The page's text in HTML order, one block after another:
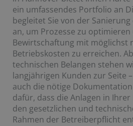
ein umfassendes Portfolio an
begleitet Sie von der
an, um Prozesse zu
Bewirtschaftung mit möglichst
Betriebskosten zu erreichen.
technischen Belangen stehen
langjährigen Kunden zur Seite
auch die nötige
dafür, dass die Anlagen in
den gesetzlichen und
Rahmen der Betreiberpflicht